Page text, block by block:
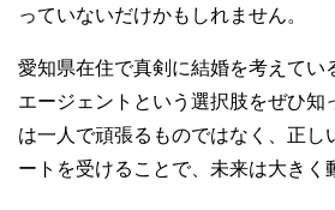
っていないだけかもしれません。
愛知県在住で真剣に結婚を考えてい
エージェントという選択肢をぜひ知
は一人で頑張るものではなく、正し
ートを受けることで、未来は大きく